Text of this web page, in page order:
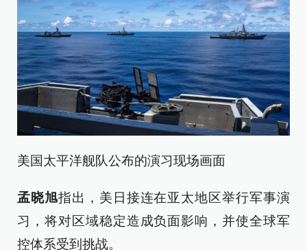
美国太平洋舰队公布的演习现场画面
孟晓旭指出，美日接连在亚太地区举行军事演
习，将对区域稳定造成负面影响，并使全球军
控体系受到挑战。